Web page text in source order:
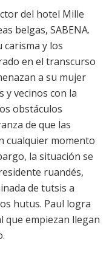
del hotel Mille
belgas, SABENA.
carisma y los
en el transcurso
a su mujer
y vecinos con la
obstáculos
de que las
cualquier momento
la situación se
ruandés,
de tutsis a
hutus. Paul logra
que empiezan llegan